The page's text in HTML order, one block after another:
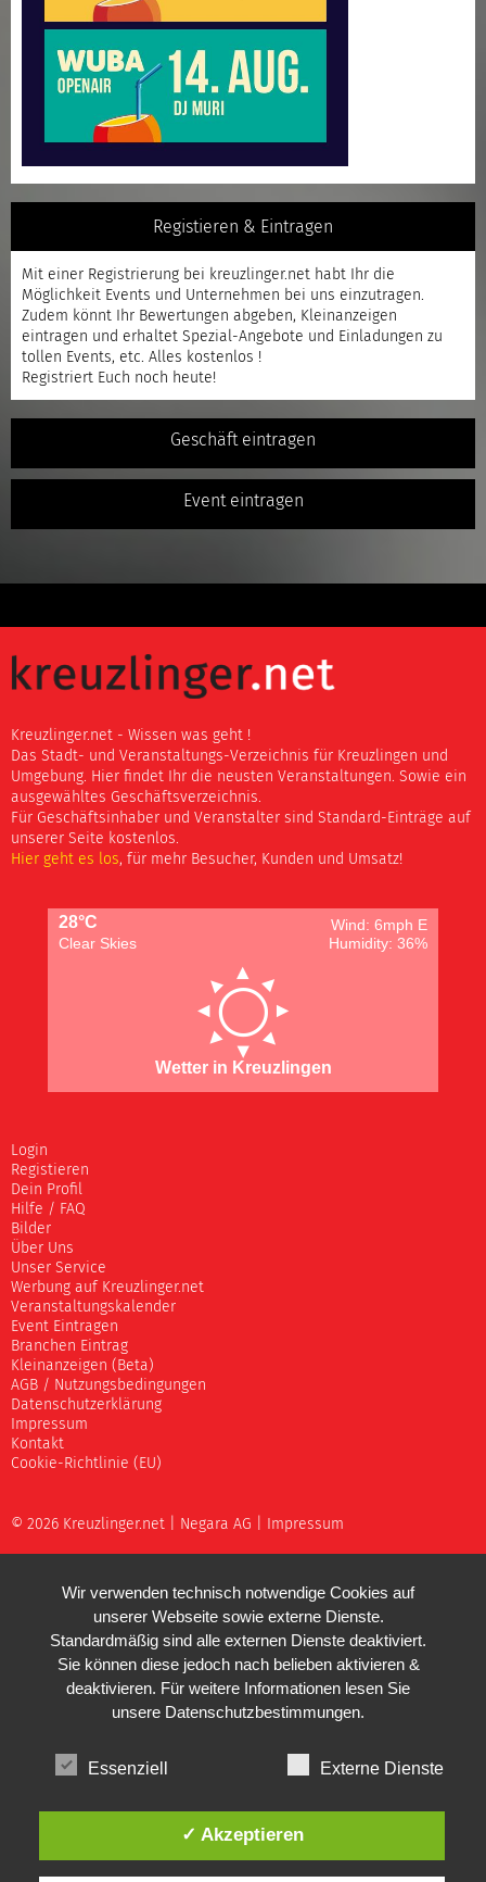
Registieren & Eintragen
Mit einer Registrierung bei kreuzlinger.net habt Ihr die
Möglichkeit Events und Unternehmen bei uns einzutragen.
Zudem könnt Ihr Bewertungen abgeben, Kleinanzeigen
eintragen und erhaltet Spezial-Angebote und Einladungen zu
tollen Events, etc. Alles kostenlos !
Registriert Euch noch heute!
Geschäft eintragen
Event eintragen
Kreuzlinger.net - Wissen was geht !
Das Stadt- und Veranstaltungs-Verzeichnis für Kreuzlingen und
Umgebung. Hier findet Ihr die neusten Veranstaltungen. Sowie ein
ausgewähltes Geschäftsverzeichnis.
Für Geschäftsinhaber und Veranstalter sind Standard-Einträge auf
unserer Seite kostenlos.
Hier geht es los, für mehr Besucher, Kunden und Umsatz!
28°C
Wind: 6mph E
Clear Skies
Humidity: 36%
Wetter in Kreuzlingen
Login
Registieren
Dein Profil
Hilfe / FAQ
Bilder
Über Uns
Unser Service
Werbung auf Kreuzlinger.net
Veranstaltungskalender
Event Eintragen
Branchen Eintrag
Kleinanzeigen (Beta)
AGB / Nutzungsbedingungen
Datenschutzerklärung
Impressum
Kontakt
Cookie-Richtlinie (EU)
© 2026 Kreuzlinger.net | Negara AG Impressum
Wir verwenden technisch notwendige Cookies auf
unserer Webseite sowie externe Dienste.
Standardmäßig sind alle externen Dienste deaktiviert.
Sie können diese jedoch nach belieben aktivieren &
deaktivieren. Für weitere Informationen lesen Sie
unsere Datenschutzbestimmungen.
Essenziell Externe Dienste
✓ Akzeptieren